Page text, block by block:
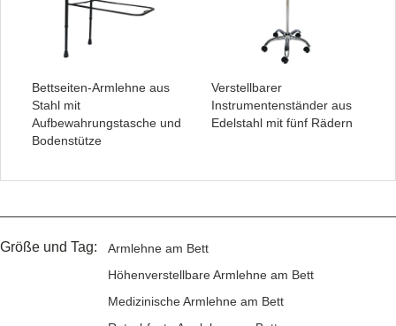
Bettseiten-Armlehne aus
Stahl mit
Aufbewahrungstasche und
Bodenstütze
Verstellbarer
Instrumentenständer aus
Edelstahl mit fünf Rädern
Größe und Tag:
Armlehne am Bett
Höhenverstellbare Armlehne am Bett
Medizinische Armlehne am Bett